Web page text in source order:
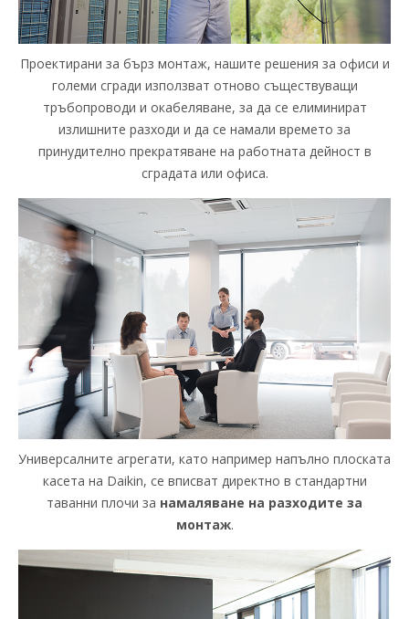
Проектирани за бърз монтаж, нашите решения за офиси и
големи сгради използват отново съществуващи
тръбопроводи и окабеляване, за да се елиминират
излишните разходи и да се намали времето за
принудително прекратяване на работната дейност в
сградата или офиса.
Универсалните агрегати, като например напълно плоската
касета на Daikin, се вписват директно в стандартни
таванни плочи за намаляване на разходите за
монтаж.